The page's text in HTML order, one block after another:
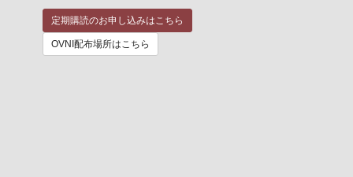
定期購読のお申し込みはこちら
OVNI配布場所はこちら